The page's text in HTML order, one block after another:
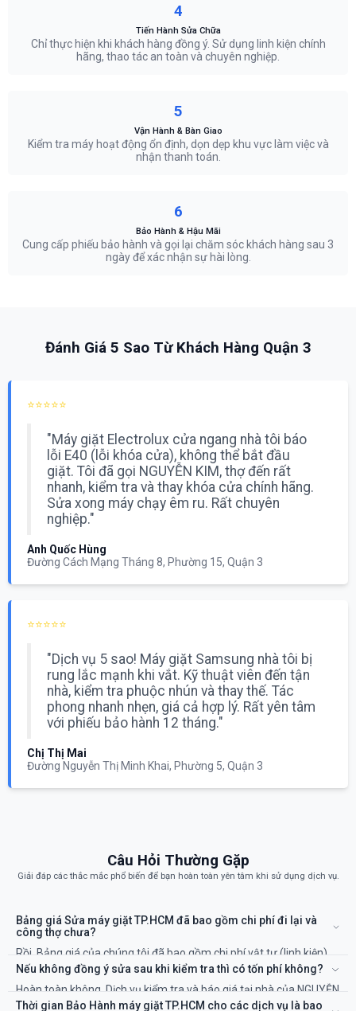
4
Tiến Hành Sửa Chữa
Chỉ thực hiện khi khách hàng đồng ý. Sử dụng linh kiện chính
hãng, thao tác an toàn và chuyên nghiệp.
5
Vận Hành & Bàn Giao
Kiểm tra máy hoạt động ổn định, dọn dẹp khu vực làm việc và
nhận thanh toán.
6
Bảo Hành & Hậu Mãi
Cung cấp phiếu bảo hành và gọi lại chăm sóc khách hàng sau 3
ngày để xác nhận sự hài lòng.
Đánh Giá 5 Sao Từ Khách Hàng Quận 3
⭐⭐⭐⭐⭐
"Máy giặt Electrolux cửa ngang nhà tôi báo
lỗi E40 (lỗi khóa cửa), không thể bắt đầu
giặt. Tôi đã gọi NGUYỄN KIM, thợ đến rất
nhanh, kiểm tra và thay khóa cửa chính hãng.
Sửa xong máy chạy êm ru. Rất chuyên
nghiệp."
Anh Quốc Hùng
Đường Cách Mạng Tháng 8, Phường 15, Quận 3
⭐⭐⭐⭐⭐
"Dịch vụ 5 sao! Máy giặt Samsung nhà tôi bị
rung lắc mạnh khi vắt. Kỹ thuật viên đến tận
nhà, kiểm tra phuộc nhún và thay thế. Tác
phong nhanh nhẹn, giá cả hợp lý. Rất yên tâm
với phiếu bảo hành 12 tháng."
Chị Thị Mai
Đường Nguyễn Thị Minh Khai, Phường 5, Quận 3
Câu Hỏi Thường Gặp
Giải đáp các thắc mắc phổ biến để bạn hoàn toàn yên tâm khi sử dụng dịch vụ.
Bảng giá Sửa máy giặt TP.HCM đã bao gồm chi phí đi lại và
công thợ chưa?
Rồi. Bảng giá của chúng tôi đã bao gồm chi phí vật tư (linh kiện)
và công của kỹ thuật viên. Sẽ không có chi phí ẩn nào khác.
Nếu không đồng ý sửa sau khi kiểm tra thì có tốn phí không?
Hoàn toàn không. Dịch vụ kiểm tra và báo giá tại nhà của NGUYỄN
KIM là miễn phí 100%. Bạn chỉ thanh toán khi đồng ý với phương
Thời gian Bảo Hành máy giặt TP.HCM cho các dịch vụ là bao